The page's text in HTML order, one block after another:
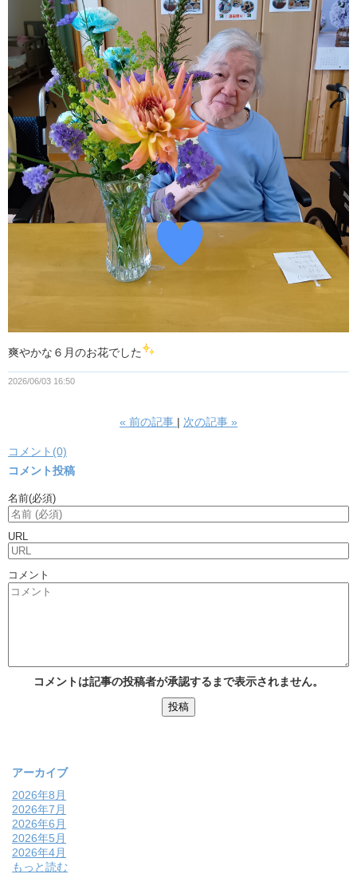
爽やかな６月のお花でした
2026/06/03 16:50
« 前の記事 次の記事 »
コメント(0)
コメント投稿
名前(必須)
URL
コメント
コメントは記事の投稿者が承認するまで表示されません。
アーカイブ
2026年8月
2026年7月
2026年6月
2026年5月
2026年4月
もっと読む